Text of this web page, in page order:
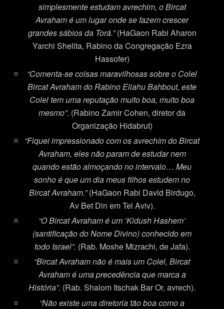
simplesmente estudam avrechim, o Bircat
Avraham é um lugar onde se fazem crescer
grandes sábios da Torá.”(HaGaon Rabi Aharon
Yarchi Shelita, Rabino da Congregação Ezra
Hassofer)
“Comenta-se coisas maravilhosas sobre o Colel
Bircat Avraham do Rabino Eliahu Bahbout, este
Colel tem uma reputação muito boa, muito boa
mesmo”. (Rabino Zamir Cohen, diretor da
Organização Hidabrut)
“Fiquei impressionado com os avrechím do Bircat
Avraham, eles não param de estudar nem
quando estão almoçando no intervalo… Meu
sonho é que um dia meus filhos estudem no
Bircat Avraham.”(HaGaon Rabi David Birdugo,
Av Bet Din em Tel Aviv).
“O Bircat Avrahaméum ‘Kidush Hashem’
(santificação do Nome Divino) conhecido em
todo Israel”. (Rab. Moshe Mizrachi, de Jafa).
“Bircat Avraham nãoémais um Colel, Bircat
Avraham é uma precedência que marca a
História”. (Rab. Shalom Itschak Bar Or, avrech).
“Não existe uma diretoria tão boa como a